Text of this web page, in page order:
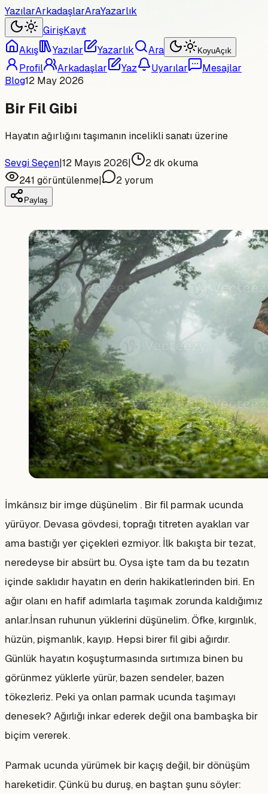
YazılarArkadaşlarAraYazarlık
GirişKayıt
Akış
Yazılar Yazarlık Ara KoyuAçık
Profil Arkadaşlar Yaz Uyarılar
Mesajlar
Blog12 May 2026
Bir Fil Gibi
Hayatın ağırlığını taşımanın incelikli sanatı üzerine
Sevgi Seçen|12 Mayıs 2026| 2dk okuma
241 görüntülenme| 2yorum
Paylaş
İmkânsız bir imge düşünelim . Bir fil parmak ucunda
yürüyor. Devasa gövdesi, toprağı titreten ayakları var
ama bastığı yer çiçekleri ezmiyor. İlk bakışta bir tezat,
neredeyse bir absürt bu. Oysa işte tam da bu tezatın
içinde saklıdır hayatın en derin hakikatlerinden biri. En
ağır olanı en hafif adımlarla taşımak zorunda kaldığımız
anlar.İnsan ruhunun yüklerini düşünelim. Öfke, kırgınlık,
hüzün, pişmanlık, kayıp. Hepsi birer fil gibi ağırdır.
Günlük hayatın koşuşturmasında sırtımıza binen bu
görünmez yüklerle yürür, bazen sendeler, bazen
tökezleriz. Peki ya onları parmak ucunda taşımayı
denesek? Ağırlığı inkar ederek değil ona bambaşka bir
biçim vererek.
Parmak ucunda yürümek bir kaçış değil, bir dönüşüm
hareketidir. Çünkü bu duruş, en baştan şunu söyler: